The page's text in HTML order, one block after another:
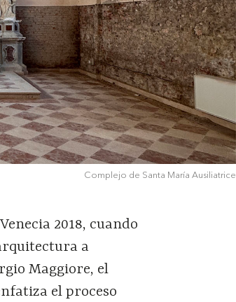
Complejo de Santa María Ausiliatrice
2018, cuando
a
Maggiore, el
el proceso